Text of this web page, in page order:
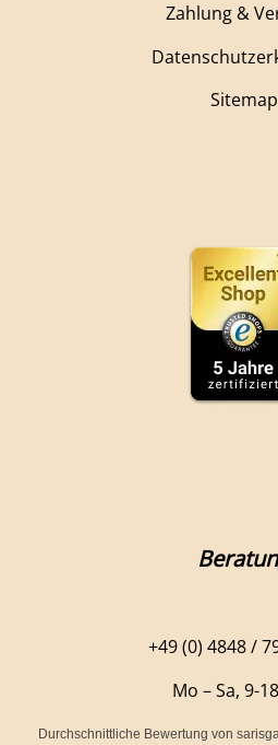
Zahlung &
Sitemap
+49 (0) 4848 /
Mo – Sa, 9-
Durchschnittliche Bewertung von